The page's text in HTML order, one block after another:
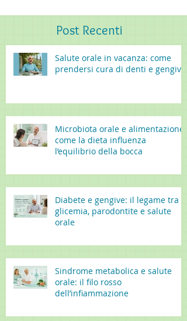
Post Recenti
Salute orale in vacanza: come
prendersi cura di denti e gengive
Microbiota orale e alimentazione:
come la dieta influenza
l’equilibrio della bocca
Diabete e gengive: il legame tra
glicemia, parodontite e salute
orale
Sindrome metabolica e salute
orale: il filo rosso
dell’infiammazione